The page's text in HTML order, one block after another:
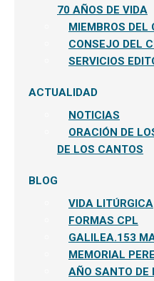
70 AÑOS DE VIDA
MIEMBROS DEL
CONSEJO DEL
SERVICIOS
ACTUALIDAD
NOTICIAS
ORACIÓN DE
DE LOS CANTOS
BLOG
VIDA LITÚRGICA
FORMAS CPL
GALILEA.153
MEMORIAL
AÑO SANTO DE